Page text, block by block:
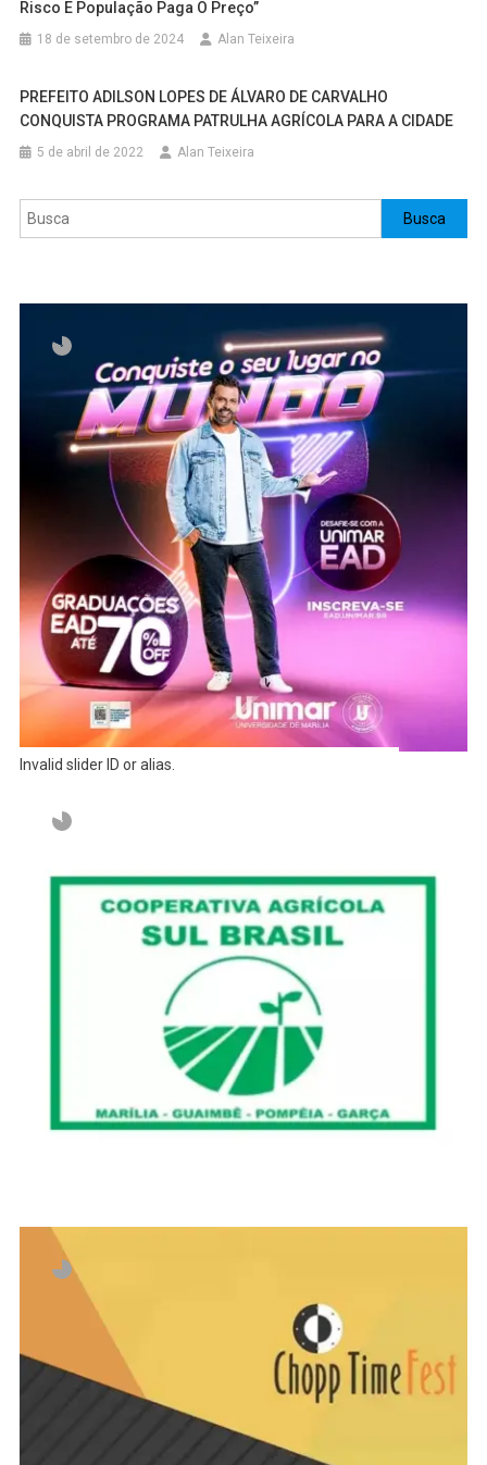
Risco E População Paga O Preço”
18 de setembro de 2024 Alan Teixeira
PREFEITO ADILSON LOPES DE ÁLVARO DE CARVALHO
CONQUISTA PROGRAMA PATRULHA AGRÍCOLA PARA A CIDADE
5 de abril de 2022 Alan Teixeira
Pesquisar Busca
Invalid slider ID or alias.